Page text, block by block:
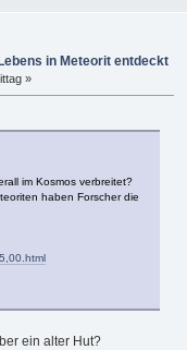
in Meteorit entdeckt
»
im Kosmos verbreitet?
haben Forscher die
ein alter Hut?